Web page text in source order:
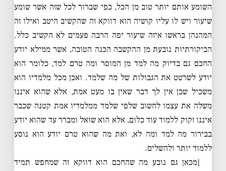
השומע אותם יותר טוב מן הכל, כפי שברור לכל שזה אשר שומע
שיעור ויש לו עליו קושיה הוא דווקא זה שהקשיב היטב ואילו זה
המהנהן בראשו איזה שיעור יפה הרבה פעמים לא הקשיב כלל.
הביקורתיות נובעת מן ההקשבה הכנה הטובה, אשר ממילא יודע
החכם גם בדיוק מה למד מן המוסר ומה טרם למד, כלומר הוא
יודע לשרטט את הגבולות של מה שלמד. ואכן מכל מלמדיו הוא
משכיל שכן אין לך דבר שאין בו מעט אמת, אלא שהוא איננו
משלה את עצמו לחשוב שלפי שלמד ממלמדיו אמת קטנה שכבר
איננו זקוק ללמוד עוד כלום, אלא הוא שואל ומברר עד שהוא יודע
בבירור מה למד ומה לא, ואת מה שהוא טרם יודע הוא נוסע
ללמוד יותר ולהשלים.
[מכאן גם נובע מה שהחכם הוא דווקא זה שמחפש תמיד